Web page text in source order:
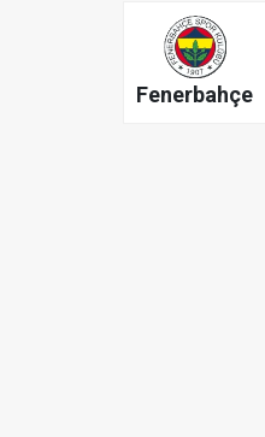
Fenerbahçe